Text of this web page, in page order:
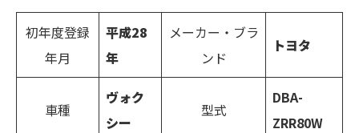
初年度登録
年月
平成28
年
メーカー・ブラ
ンド
トヨタ
車種
ヴォク
シー
型式
DBA-
ZRR80W